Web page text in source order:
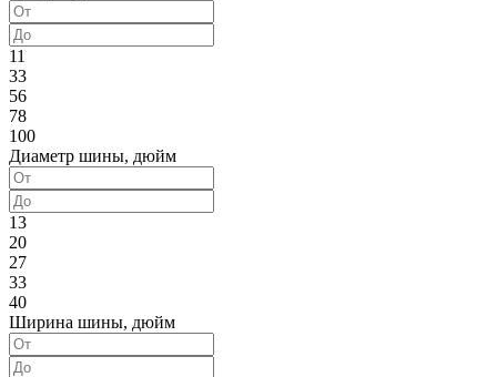
11
33
56
78
100
Диаметр шины, дюйм
13
20
27
33
40
Ширина шины, дюйм